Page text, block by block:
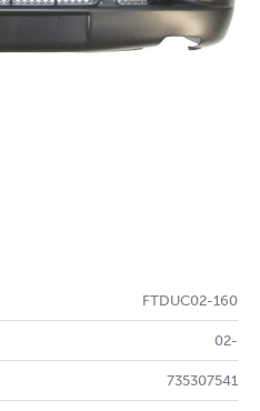
FTDUC02-160
02-
735307541